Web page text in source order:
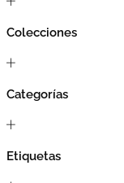
Colecciones
Categorías
Etiquetas